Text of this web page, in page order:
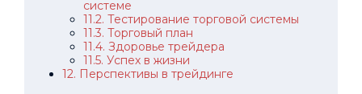
системе
11.2. Тестирование торговой системы
11.3. Торговый план
11.4. Здоровье трейдера
11.5. Успех в жизни
12. Перспективы в трейдинге